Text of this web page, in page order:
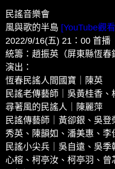
民謠音樂會
風與歌的半島 [YouTube觀
2022/9/16(五) 21：00 首播
統籌：趙振英（屏東縣恆春
演出：
恆春民謠人間國寶｜陳英
民謠老傳藝師｜吳黃桂香、
尋著風的民謠人｜陳麗萍
民謠傳藝師｜黃卻銀、吳
秀英、陳韻如、潘美惠、李
民謠小尖兵｜吳自遠、吳
心榕、柯亭汝、柯亭羽、曾